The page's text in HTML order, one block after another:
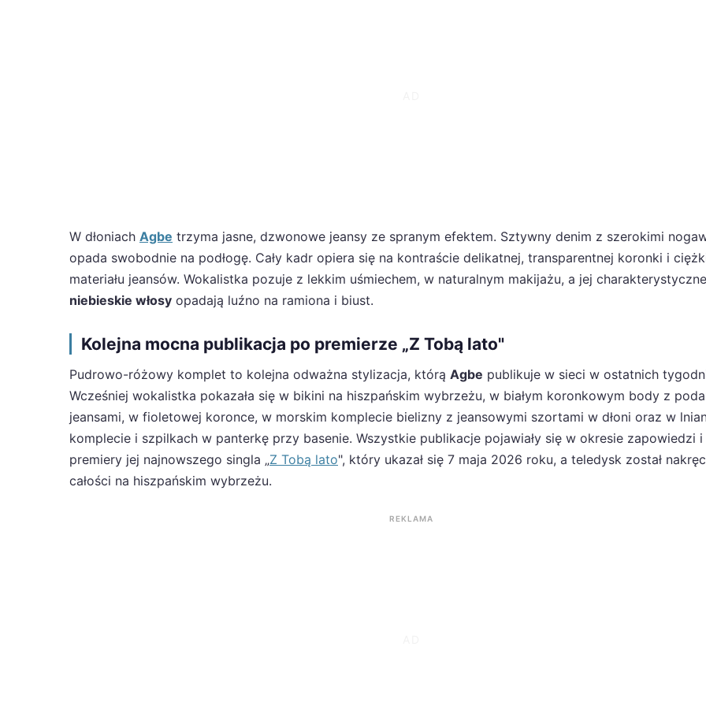
W dłoniach Agbe trzyma jasne, dzwonowe jeansy ze spranym efektem. Sztywny denim z szerokimi
opada swobodnie na podłogę. Cały kadr opiera się na kontraście delikatnej, transparentnej koronki i
materiału jeansów. Wokalistka pozuje z lekkim uśmiechem, w naturalnym makijażu, a jej charakterystyczne
niebieskie włosy opadają luźno na ramiona i biust.
Kolejna mocna publikacja po premierze „Z Tobą lato"
Pudrowo-różowy komplet to kolejna odważna stylizacja, którą Agbe publikuje w sieci w ostatnich
Wcześniej wokalistka pokazała się w bikini na hiszpańskim wybrzeżu, w białym koronkowym body z
jeansami, w fioletowej koronce, w morskim komplecie bielizny z jeansowymi szortami w dłoni oraz w
komplecie i szpilkach w panterkę przy basenie. Wszystkie publikacje pojawiały się w okresie zapowiedzi i
premiery jej najnowszego singla „Z Tobą lato", który ukazał się 7 maja 2026 roku, a teledysk został
całości na hiszpańskim wybrzeżu.
REKLAMA